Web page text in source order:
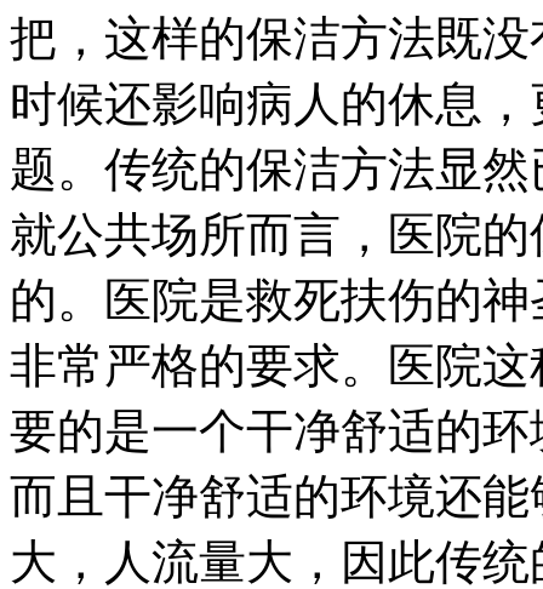
把，这样的保洁方法既
时候还影响病人的休息
题。传统的保洁方法显然
就公共场所而言，医院
的。医院是救死扶伤的
非常严格的要求。医院
要的是一个干净舒适的
而且干净舒适的环境还
大，人流量大，因此传